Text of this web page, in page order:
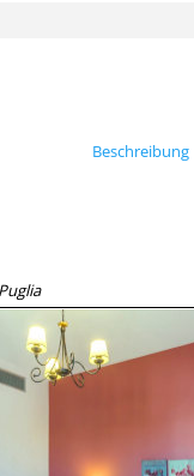
Beschreibung
Puglia